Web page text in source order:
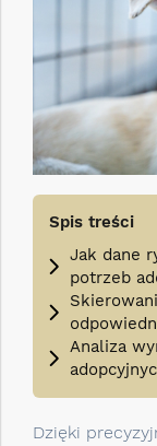
Spis treści
Jak dane
potrzeb
Analiza
Dzięki